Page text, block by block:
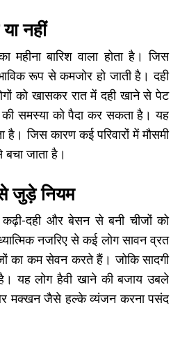
नहीं
महीना बारिश वाला होता है। जिस
रूप से कमजोर हो जाती है। दही
को खासकर रात में दही खाने से पेट
समस्या को पैदा कर सकता है। यह
है। जिस कारण कई परिवारों में मौसमी
जाता है।
जुड़े नियम
दही और बेसन से बनी चीजों को
नजरिए से कई लोग सावन व्रत
का कम सेवन करते हैं। जोकि सादगी
यह लोग हैवी खाने की बजाय उबले
मक्खन जैसे हल्के व्यंजन करना पसंद